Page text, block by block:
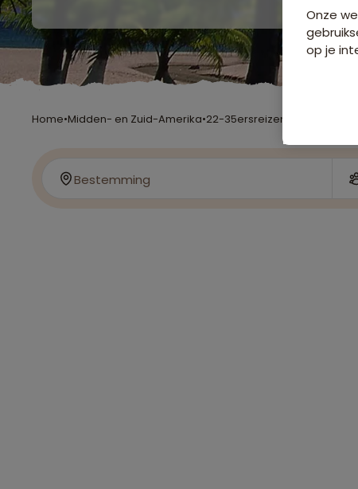
Home•Midden- en Zuid-Amerika•22-35ersreizen
Bestemming
Onze
op je